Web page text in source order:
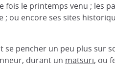
le printemps venu ; les
ou encore ses sites
se pencher un peu plus sur
durant un matsuri, ou